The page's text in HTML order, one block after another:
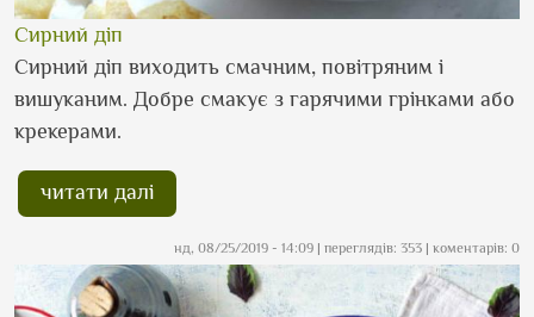
Сирний діп
Сирний діп виходить смачним, повітряним і
вишуканим. Добре смакує з гарячими грінками або
крекерами.
читати далі
нд, 08/25/2019 - 14:09 | переглядів: 353 | коментарів: 0